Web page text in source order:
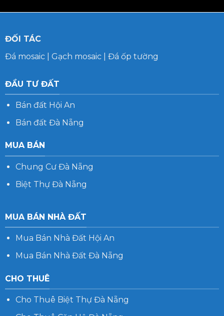
ĐỐI TÁC
Đá mosaic| Gạch mosaic| Đá ốp tường
ĐẦU TƯ ĐẤT
Bán đất Hội An
Bán đất Đà Nẵng
MUA BÁN
Chung Cư Đà Nẵng
Biệt Thự Đà Nẵng
MUA BÁN NHÀ ĐẤT
Mua Bán Nhà Đất Hội An
Mua Bán Nhà Đất Đà Nẵng
CHO THUÊ
Cho Thuê Biệt Thự Đà Nẵng